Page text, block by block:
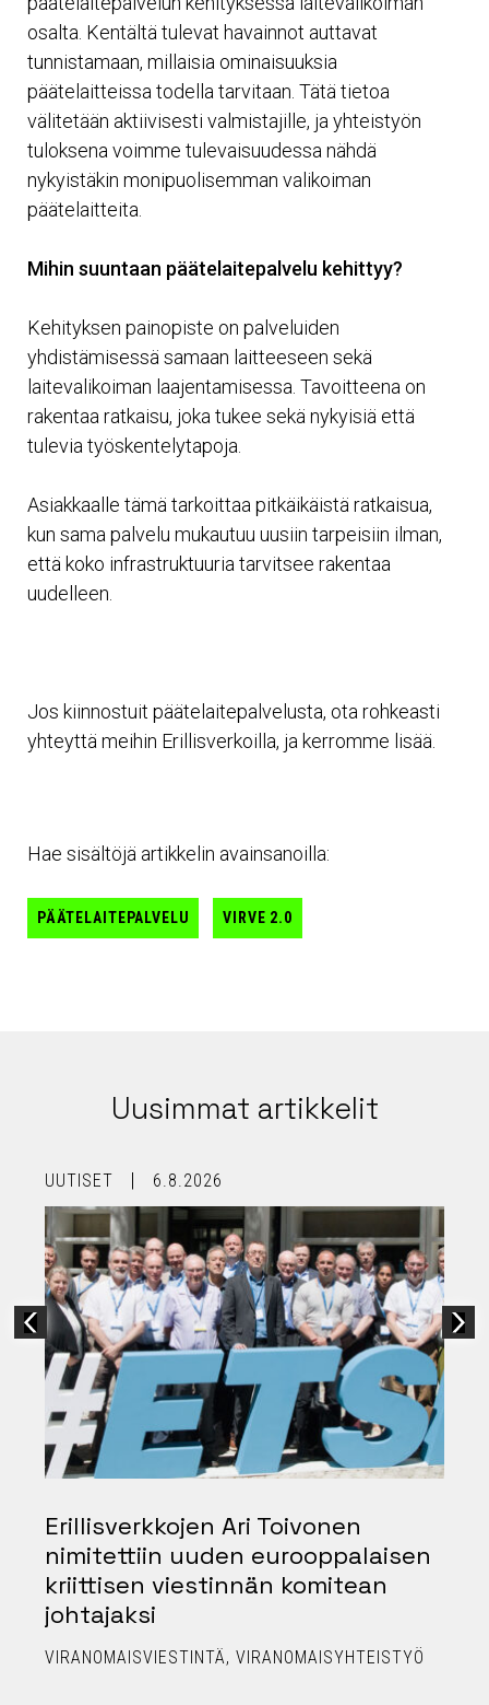
osalta. Kentältä tulevat havainnot auttavat
tunnistamaan, millaisia ominaisuuksia
päätelaitteissa todella tarvitaan. Tätä tietoa
välitetään aktiivisesti valmistajille, ja yhteistyön
tuloksena voimme tulevaisuudessa nähdä
nykyistäkin monipuolisemman valikoiman
päätelaitteita.
Mihin suuntaan päätelaitepalvelu kehittyy?
Kehityksen painopiste on palveluiden
yhdistämisessä samaan laitteeseen sekä
laitevalikoiman laajentamisessa. Tavoitteena on
rakentaa ratkaisu, joka tukee sekä nykyisiä että
tulevia työskentelytapoja.
Asiakkaalle tämä tarkoittaa pitkäikäistä ratkaisua,
kun sama palvelu mukautuu uusiin tarpeisiin ilman,
että koko infrastruktuuria tarvitsee rakentaa
uudelleen.
Jos kiinnostuit päätelaitepalvelusta, ota rohkeasti
yhteyttä meihin Erillisverkoilla, ja kerromme lisää.
Hae sisältöjä artikkelin avainsanoilla:
PÄÄTELAITEPALVELU VIRVE 2.0
Uusimmat artikkelit
UUTISET 6.8.2026
Erillisverkkojen Ari Toivonen
nimitettiin uuden eurooppalaisen
kriittisen viestinnän komitean
johtajaksi
VIRANOMAISVIESTINTÄ VIRANOMAISYHTEISTYÖ